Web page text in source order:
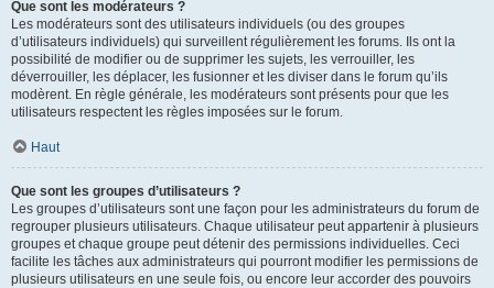
Que sont les modérateurs ?
Les modérateurs sont des utilisateurs individuels (ou des groupes
d’utilisateurs individuels) qui surveillent régulièrement les forums. Ils ont la
possibilité de modifier ou de supprimer les sujets, les verrouiller, les
déverrouiller, les déplacer, les fusionner et les diviser dans le forum qu’ils
modèrent. En règle générale, les modérateurs sont présents pour que les
utilisateurs respectent les règles imposées sur le forum.
Haut
Que sont les groupes d’utilisateurs ?
Les groupes d’utilisateurs sont une façon pour les administrateurs du forum de
regrouper plusieurs utilisateurs. Chaque utilisateur peut appartenir à plusieurs
groupes et chaque groupe peut détenir des permissions individuelles. Ceci
facilite les tâches aux administrateurs qui pourront modifier les permissions de
plusieurs utilisateurs en une seule fois, ou encore leur accorder des pouvoirs